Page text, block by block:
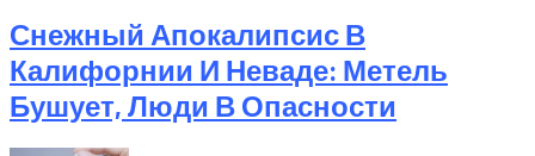
Снежный Апокалипсис В
Калифорнии И Неваде: Метель
Бушует, Люди В Опасности